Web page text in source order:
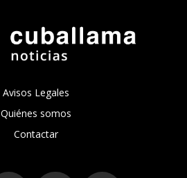
Avisos Legales
Quiénes somos
Contactar